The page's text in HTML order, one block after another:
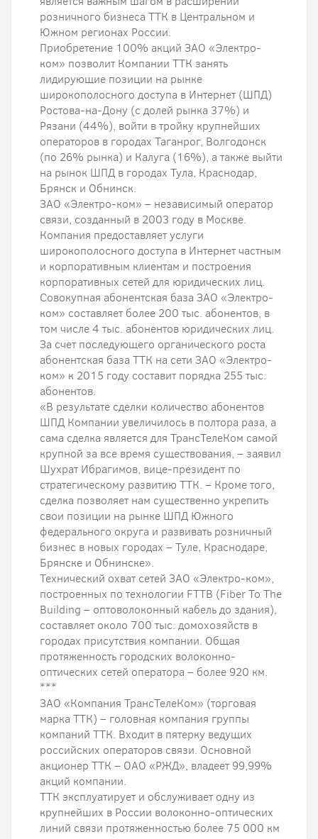
розничного бизнеса ТТК в Центральном и
Южном регионах России.
Приобретение 100% акций ЗАО «Электро-
ком» позволит Компании ТТК занять
лидирующие позиции на рынке
широкополосного доступа в Интернет (ШПД)
Ростова-на-Дону (с долей рынка 37%) и
Рязани (44%), войти в тройку крупнейших
операторов в городах Таганрог, Волгодонск
(по 26% рынка) и Калуга (16%), а также выйти
на рынок ШПД в городах Тула, Краснодар,
Брянск и Обнинск.
ЗАО «Электро-ком» – независимый оператор
связи, созданный в 2003 году в Москве.
Компания предоставляет услуги
широкополосного доступа в Интернет частным
и корпоративным клиентам и построения
корпоративных сетей для юридических лиц.
Совокупная абонентская база ЗАО «Электро-
ком» составляет более 200 тыс. абонентов, в
том числе 4 тыс. абонентов юридических лиц.
За счет последующего органического роста
абонентская база ТТК на сети ЗАО «Электро-
ком» к 2015 году составит порядка 255 тыс.
абонентов.
«В результате сделки количество абонентов
ШПД Компании увеличилось в полтора раза, а
сама сделка является для ТрансТелеКом самой
крупной за все время существования, – заявил
Шухрат Ибрагимов, вице-президент по
стратегическому развитию ТТК. – Кроме того,
сделка позволяет нам существенно укрепить
свои позиции на рынке ШПД Южного
федерального округа и развивать розничный
бизнес в новых городах – Туле, Краснодаре,
Брянске и Обнинске».
Технический охват сетей ЗАО «Электро-ком»,
построенных по технологии FTTB (Fiber To The
Building – оптоволоконный кабель до здания),
составляет около 700 тыс. домохозяйств в
городах присутствия компании. Общая
протяженность городских волоконно-
оптических сетей оператора – более 920 км.
***
ЗАО «Компания ТрансТелеКом» (торговая
марка ТТК) – головная компания группы
компаний ТТК. Входит в пятерку ведущих
российских операторов связи. Основной
акционер ТТК – ОАО «РЖД», владеет 99,99%
акций компании.
ТТК эксплуатирует и обслуживает одну из
крупнейших в России волоконно-оптических
линий связи протяженностью более 75 000 км